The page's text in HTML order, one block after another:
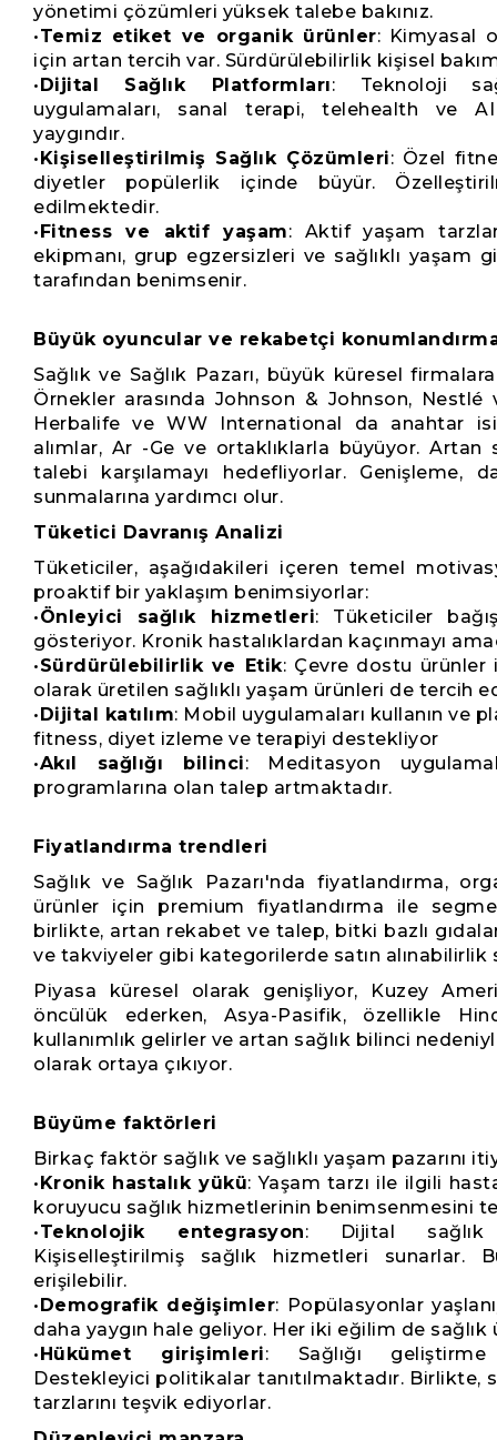
yönetimi çözümleri yüksek talebe bakınız.
•Temiz etiket ve organik ürünler: Kimyasal
için artan tercih var. Sürdürülebilirlik kişisel
•Dijital Sağlık Platformları: Teknoloji
uygulamaları, sanal terapi, telehealth ve
yaygındır.
•Kişiselleştirilmiş Sağlık Çözümleri: Özel
diyetler popülerlik içinde büyür.
edilmektedir.
•Fitness ve aktif yaşam: Aktif yaşam
ekipmanı, grup egzersizleri ve sağlıklı yaşam
tarafından benimsenir.
Büyük oyuncular ve rekabetçi
Sağlık ve Sağlık Pazarı, büyük küresel
Örnekler arasında Johnson & Johnson, Nestlé
Herbalife ve WW International da anahtar
alımlar, Ar -Ge ve ortaklıklarla büyüyor.
talebi karşılamayı hedefliyorlar. Genişleme,
sunmalarına yardımcı olur.
Tüketici Davranış Analizi
Tüketiciler, aşağıdakileri içeren temel
proaktif bir yaklaşım benimsiyorlar:
•Önleyici sağlık hizmetleri: Tüketiciler
gösteriyor. Kronik hastalıklardan kaçınmayı
•Sürdürülebilirlik ve Etik: Çevre dostu ürünler
olarak üretilen sağlıklı yaşam ürünleri de tercih
•Dijital katılım: Mobil uygulamaları kullanın ve
fitness, diyet izleme ve terapiyi destekliyor
•Akıl sağlığı bilinci: Meditasyon
programlarına olan talep artmaktadır.
Fiyatlandırma trendleri
Sağlık ve Sağlık Pazarı'nda fiyatlandırma,
ürünler için premium fiyatlandırma ile
birlikte, artan rekabet ve talep, bitki bazlı
ve takviyeler gibi kategorilerde satın alınabilirlik
Piyasa küresel olarak genişliyor, Kuzey
öncülük ederken, Asya-Pasifik, özellikle
kullanımlık gelirler ve artan sağlık bilinci
olarak ortaya çıkıyor.
Büyüme faktörleri
Birkaç faktör sağlık ve sağlıklı yaşam pazarını
•Kronik hastalık yükü: Yaşam tarzı ile ilgili
koruyucu sağlık hizmetlerinin benimsenmesini
•Teknolojik entegrasyon: Dijital sağlık
Kişiselleştirilmiş sağlık hizmetleri sunarlar.
erişilebilir.
•Demografik değişimler: Popülasyonlar
daha yaygın hale geliyor. Her iki eğilim de sağlık
•Hükümet girişimleri: Sağlığı geliştirme
Destekleyici politikalar tanıtılmaktadır. Birlikte,
tarzlarını teşvik ediyorlar.